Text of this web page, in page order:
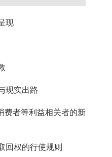
现
现实出路
费者等利益相关者的新
回权的行使规则